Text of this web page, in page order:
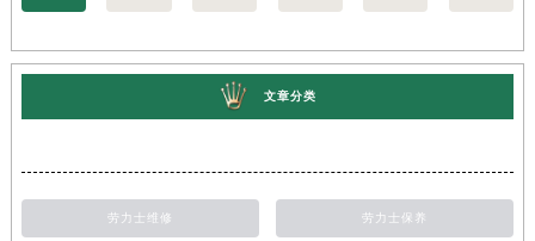
文章分类
劳力士维修 劳力士保养